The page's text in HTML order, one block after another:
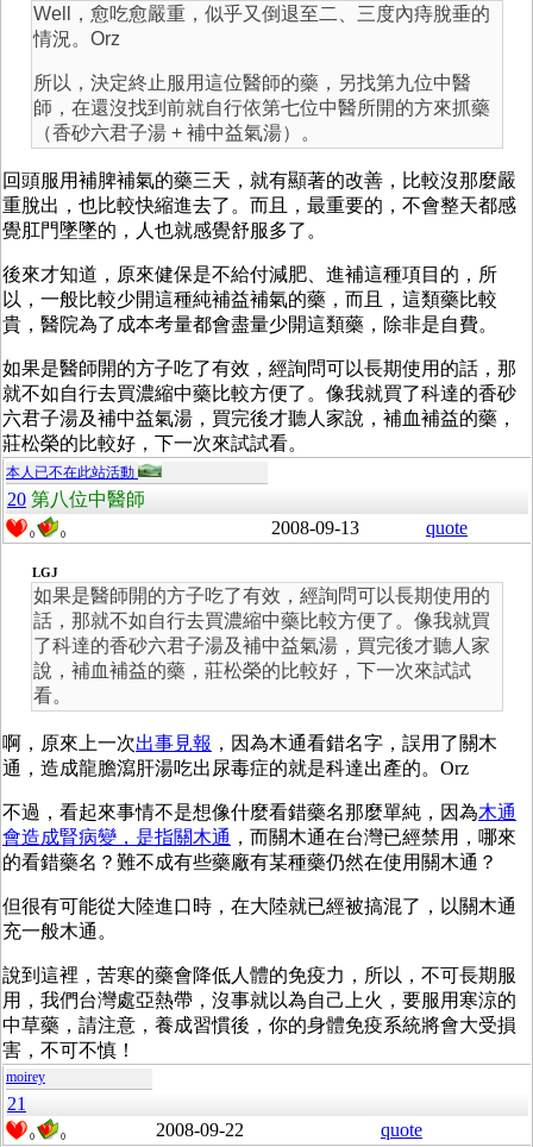
Well，愈吃愈嚴重，似乎又倒退至二、三度內痔脫垂的
情況。Orz
所以，決定終止服用這位醫師的藥，另找第九位中醫
師，在還沒找到前就自行依第七位中醫所開的方來抓藥
（香砂六君子湯 + 補中益氣湯）。
回頭服用補脾補氣的藥三天，就有顯著的改善，比較沒那麼嚴
重脫出，也比較快縮進去了。而且，最重要的，不會整天都感
覺肛門墜墜的，人也就感覺舒服多了。
後來才知道，原來健保是不給付減肥、進補這種項目的，所
以，一般比較少開這種純補益補氣的藥，而且，這類藥比較
貴，醫院為了成本考量都會盡量少開這類藥，除非是自費。
如果是醫師開的方子吃了有效，經詢問可以長期使用的話，那
就不如自行去買濃縮中藥比較方便了。像我就買了科達的香砂
六君子湯及補中益氣湯，買完後才聽人家說，補血補益的藥，
莊松榮的比較好，下一次來試試看。
本人已不在此站活動
20 第八位中醫師
0 0 2008-09-13 quote
LGJ
如果是醫師開的方子吃了有效，經詢問可以長期使用的
話，那就不如自行去買濃縮中藥比較方便了。像我就買
了科達的香砂六君子湯及補中益氣湯，買完後才聽人家
說，補血補益的藥，莊松榮的比較好，下一次來試試
看。
啊，原來上一次出事見報 ，因為木通看錯名字，誤用了關木
通，造成龍膽瀉肝湯吃出尿毒症的就是科達出產的。Orz
不過，看起來事情不是想像什麼看錯藥名那麼單純，因為木通
會造成腎病變，是指關木通 ，而關木通在台灣已經禁用，哪來
的看錯藥名？難不成有些藥廠有某種藥仍然在使用關木通？
但很有可能從大陸進口時，在大陸就已經被搞混了，以關木通
充一般木通。
說到這裡，苦寒的藥會降低人體的免疫力，所以，不可長期服
用，我們台灣處亞熱帶，沒事就以為自己上火，要服用寒涼的
中草藥，請注意，養成習慣後，你的身體免疫系統將會大受損
害，不可不慎！
moirey
21
0 0 2008-09-22 quote